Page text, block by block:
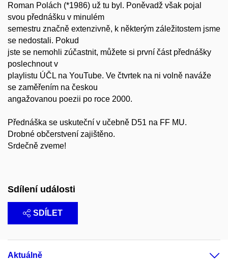
Roman Polách (*1986) už tu byl. Poněvadž však pojal
svou přednášku v minulém
semestru značně extenzivně, k některým záležitostem jsme
se nedostali. Pokud
jste se nemohli zúčastnit, můžete si první část přednášky
poslechnout v
playlistu ÚČL na YouTube. Ve čtvrtek na ni volně naváže
se zaměřením na českou
angažovanou poezii po roce 2000.
Přednáška se uskuteční v učebně D51 na FF MU.
Drobné občerstvení zajištěno.
Srdečně zveme!
Sdílení události
SDÍLET
Aktuálně